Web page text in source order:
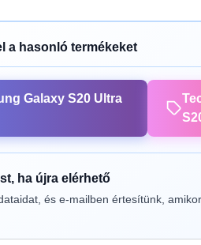
a hasonló termékeket
Galaxy S20 Ultra
ha újra elérhető
és e-mailben értesítünk,